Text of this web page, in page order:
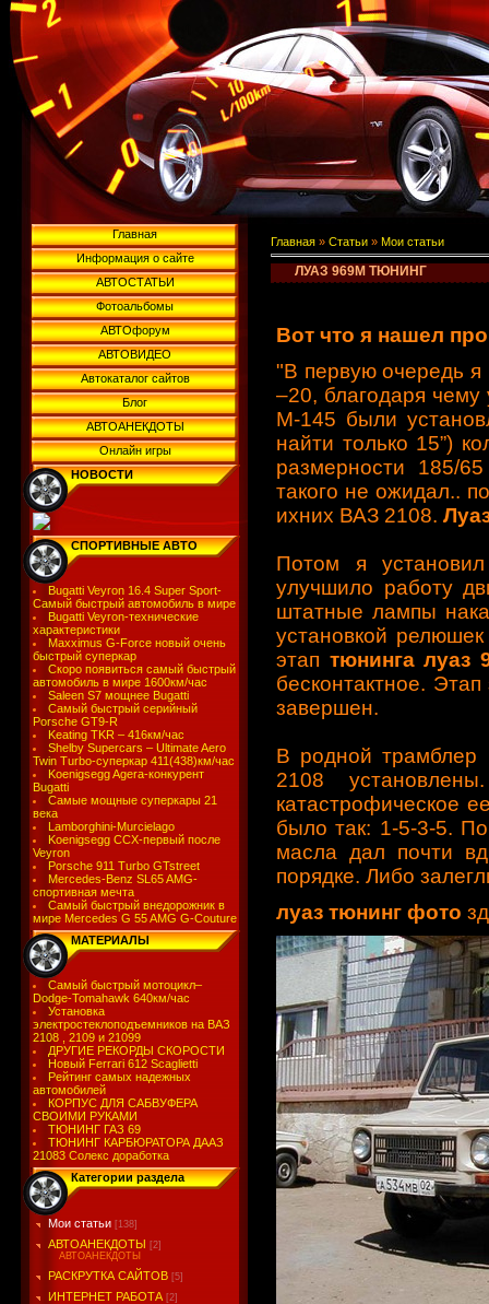
Главная
Информация о сайте
АВТОСТАТЬИ
Фотоальбомы
АВТОфорум
АВТОВИДЕО
Автокаталог сайтов
Блог
АВТОАНЕКДОТЫ
Онлайн игры
НОВОСТИ
СПОРТИВНЫЕ АВТО
Bugatti Veyron 16.4 Super Sport-
Самый быстрый автомобиль в мире
Bugatti Veyron-технические
характеристики
Maxximus G-Force новый очень
быстрый суперкар
Скоро появиться самый быстрый
автомобиль в мире 1600км/час
Saleen S7 мощнее Bugatti
Самый быстрый серийный
Porsche GT9-R
Keating TKR – 416км/час
Shelby Supercars – Ultimate Aero
Twin Turbo-суперкар 411(438)км/час
Koenigsegg Agera-конкурент
Bugatti
Самые мощные суперкары 21
века
Lamborghini-Murcielago
Koenigsegg CCX-первый после
Veyron
Porsche 911 Turbo GTstreet
Mercedes-Benz SL65 AMG-
спортивная мечта
Самый быстрый внедорожник в
мире Mercedes G 55 AMG G-Couture
МАТЕРИАЛЫ
Самый быстрый мотоцикл–
Dodge-Tomahawk 640км/час
Установка
электростеклоподъемников на ВАЗ
2108 , 2109 и 21099
ДРУГИЕ РЕКОРДЫ СКОРОСТИ
Новый Ferrari 612 Scaglietti
Рейтинг самых надежных
автомобилей
КОРПУС ДЛЯ САБВУФЕРА
СВОИМИ РУКАМИ
ТЮНИНГ ГАЗ 69
ТЮНИНГ КАРБЮРАТОРА ДААЗ
21083 Солекс доработка
Категории раздела
Мои статьи [138]
АВТОАНЕКДОТЫ [2]
АВТОАНЕКДОТЫ
РАСКРУТКА САЙТОВ [5]
ИНТЕРНЕТ РАБОТА [2]
Главная » Статьи » Мои статьи
ЛУАЗ 969М ТЮНИНГ
Вот что я нашел
"В первую очередь
–20, благодаря
М-145 были
найти только 15”)
размерности 185/
такого не ожидал..
ихних ВАЗ 2108.
Потом я
улучшило работу
штатные лампы
установкой
этап тюнингалуаз
бесконтактное.
завершен.
В родной трамблер
2108
катастрофическое
было так: 1-5-3-5.
масла дал почти
порядке. Либо
луаз тюнинг фото